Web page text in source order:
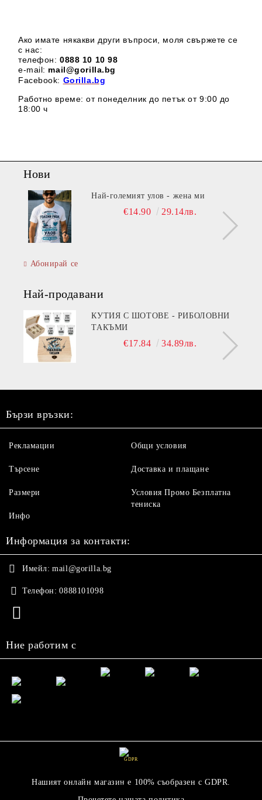
Ако имате някакви други въпроси, моля свържете се
с нас:
телефон:0888 10 10 98
e-mail: mail@gorilla.bg
Facebook: Gorilla.bg
Работно време: от понеделник до петък от 9:00 до
18:00 ч
Нови
Най-големият улов - жена ми
€14.90 29.14лв.
Абонирай се
Най-продавани
КУТИЯ С ШОТОВЕ - РИБОЛОВНИ
ТАКЪМИ
€17.84 34.89лв.
Бързи връзки:
Рекламации
Търсене
Размери
Инфо
Общи условия
Доставка и плащане
Условия Промо Безплатна
тениска
Информация за контакти:
Имейл: mail@gorilla.bg
Телефон: 0888101098
Ние работим с
GDPR
Нашият онлайн магазин е 100% съобразен с GDPR.